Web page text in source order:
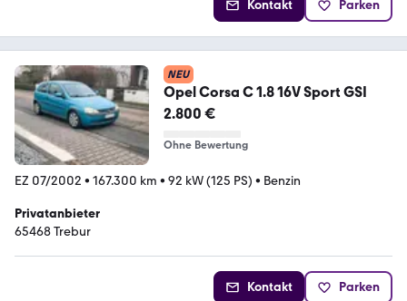
Kontakt Parken
NEU
Opel Corsa C 1.8 16V Sport GSI
2.800 €
Ohne Bewertung
EZ 07/2002 • 167.300 km • 92 kW (125 PS) • Benzin
Privatanbieter
65468 Trebur
Kontakt Parken